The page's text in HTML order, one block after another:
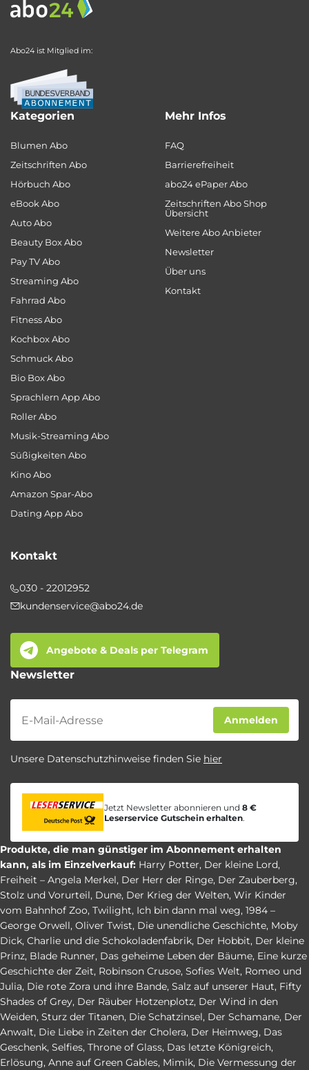
Abo24 ist Mitglied im:
Kategorien
Blumen Abo
Zeitschriften Abo
Hörbuch Abo
eBook Abo
Auto Abo
Beauty Box Abo
Pay TV Abo
Streaming Abo
Fahrrad Abo
Fitness Abo
Kochbox Abo
Schmuck Abo
Bio Box Abo
Sprachlern App Abo
Roller Abo
Musik-Streaming Abo
Süßigkeiten Abo
Kino Abo
Amazon Spar-Abo
Dating App Abo
Mehr Infos
FAQ
Barrierefreiheit
abo24 ePaper Abo
Zeitschriften Abo Shop
Übersicht
Weitere Abo Anbieter
Newsletter
Über uns
Kontakt
Kontakt
030 - 22012952
kundenservice@abo24.de
Angebote & Deals per Telegram
Newsletter
Newsletter
Anmelden
Unsere Datenschutzhinweise finden Sie hier
Jetzt Newsletter abonnieren und 8 €
Leserservice Gutschein erhalten.
Produkte, die man günstiger im Abonnement erhalten
kann, als im Einzelverkauf: Harry Potter, Der kleine Lord,
Freiheit – Angela Merkel, Der Herr der Ringe, Der Zauberberg,
Stolz und Vorurteil, Dune, Der Krieg der Welten, Wir Kinder
vom Bahnhof Zoo, Twilight, Ich bin dann mal weg, 1984 –
George Orwell, Oliver Twist, Die unendliche Geschichte, Moby
Dick, Charlie und die Schokoladenfabrik, Der Hobbit, Der kleine
Prinz, Blade Runner, Das geheime Leben der Bäume, Eine kurze
Geschichte der Zeit, Robinson Crusoe, Sofies Welt, Romeo und
Julia, Die rote Zora und ihre Bande, Salz auf unserer Haut, Fifty
Shades of Grey, Der Räuber Hotzenplotz, Der Wind in den
Weiden, Sturz der Titanen, Die Schatzinsel, Der Schamane, Der
Anwalt, Die Liebe in Zeiten der Cholera, Der Heimweg, Das
Geschenk, Selfies, Throne of Glass, Das letzte Königreich,
Erlösung, Anne auf Green Gables, Mimik, Die Vermessung der